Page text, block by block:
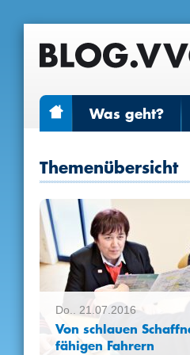
Was geht?
Themenübersicht
Do.. 21.07.2016
Von schlauen
fähigen Fahrern